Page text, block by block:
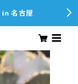
in 名古屋